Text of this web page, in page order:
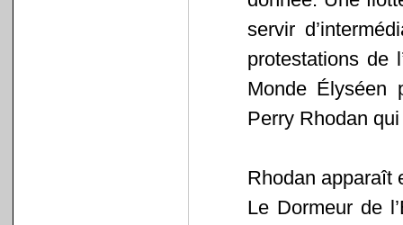
servir
protestations de
Monde Élyséen
Perry Rhodan
Rhodan apparaît
Le Dormeur de